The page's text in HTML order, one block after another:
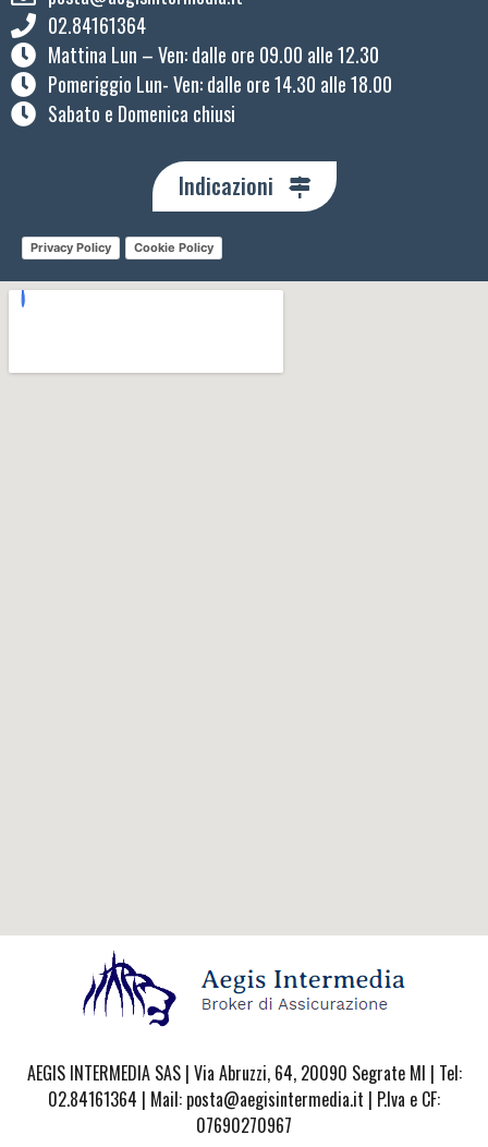
02.84161364
Mattina Lun – Ven: ​dalle ore 09.00 alle 12.30
Pomeriggio Lun- Ven: dalle ore 14.30 alle 18.00
Sabato e Domenica chiusi
Indicazioni
Privacy Policy Cookie Policy
AEGIS INTERMEDIA SAS | Via Abruzzi, 64, 20090 Segrate MI | Tel:
02.84161364 | Mail: posta@aegisintermedia.it | P.Iva e CF:
07690270967